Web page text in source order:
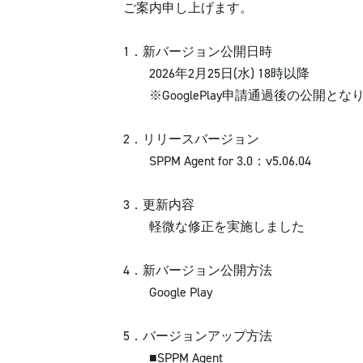
ご案内申し上げます。
1．新バージョン公開日時
2026年2月25日(水) 18時以降
※GooglePlay申請通過後の公開とな
2．リリースバージョン
SPPM Agent for 3.0：v5.06.04
3．更新内容
軽微な修正を実施しました
4．新バージョン公開方法
Google Play
5．バージョンアップ方法
■SPPM Agent